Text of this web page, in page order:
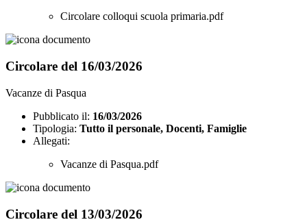
Circolare colloqui scuola primaria.pdf
Circolare del 16/03/2026
Vacanze di Pasqua
Pubblicato il: 16/03/2026
Tipologia: Tutto il personale, Docenti, Famiglie
Allegati:
Vacanze di Pasqua.pdf
Circolare del 13/03/2026